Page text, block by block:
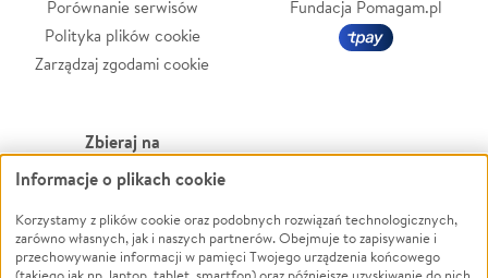
Porównanie serwisów
Polityka plików cookie
Zarządzaj zgodami cookie
Fundacja Pomagam.pl
Zbieraj na
Leczenie
Zwierzęta
Pożar
Powódź
Wichura
Informacje o plikach cookie
Korzystamy z plików cookie oraz podobnych rozwiązań technologicznych,
zarówno własnych, jak i naszych partnerów. Obejmuje to zapisywanie i
przechowywanie informacji w pamięci Twojego urządzenia końcowego